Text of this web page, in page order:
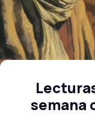
semana